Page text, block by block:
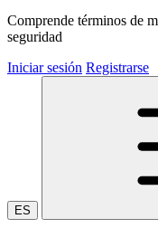
Comprende términos de
seguridad
Iniciar sesión Registrarse
ES